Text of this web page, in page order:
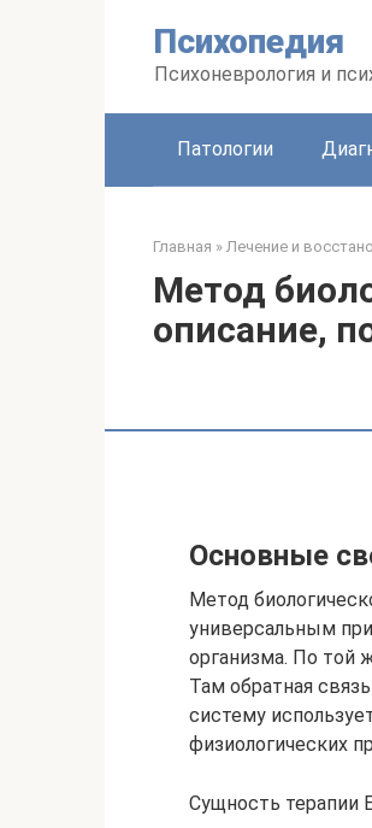
Психопедия
Психоневрология и
Патологии
Главная » Лечение и
Метод
описание,
Основные
Метод
универсальным
организма. По той
Там обратная
систему
физиологических
Сущность терапии